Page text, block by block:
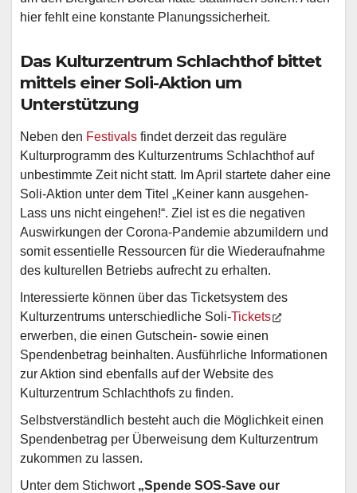
hier fehlt eine konstante Planungssicherheit.
Das Kulturzentrum Schlachthof bittet
mittels einer Soli-Aktion um
Unterstützung
Neben den Festivals findet derzeit das reguläre
Kulturprogramm des Kulturzentrums Schlachthof auf
unbestimmte Zeit nicht statt. Im April startete daher eine
Soli-Aktion unter dem Titel „Keiner kann ausgehen-
Lass uns nicht eingehen!“. Ziel ist es die negativen
Auswirkungen der Corona-Pandemie abzumildern und
somit essentielle Ressourcen für die Wiederaufnahme
des kulturellen Betriebs aufrecht zu erhalten.
Interessierte können über das Ticketsystem des
Kulturzentrums unterschiedliche Soli-Tickets
erwerben, die einen Gutschein- sowie einen
Spendenbetrag beinhalten. Ausführliche Informationen
zur Aktion sind ebenfalls auf der Website des
Kulturzentrum Schlachthofs zu finden.
Selbstverständlich besteht auch die Möglichkeit einen
Spendenbetrag per Überweisung dem Kulturzentrum
zukommen zu lassen.
Unter dem Stichwort „Spende SOS-Save our